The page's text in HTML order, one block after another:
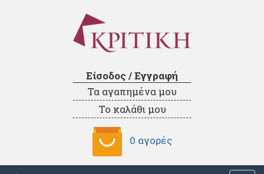
Είσοδος / Εγγραφή
Τα αγαπημένα μου
Το καλάθι μου
0 αγορές